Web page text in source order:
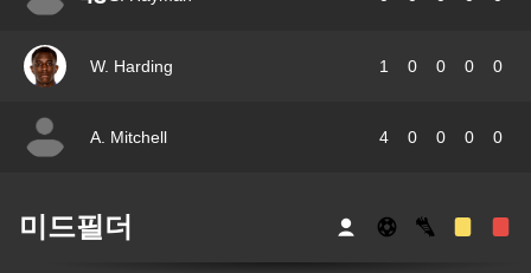
W. Harding 1 0 0 0 0
A. Mitchell 4 0 0 0 0
미드필더